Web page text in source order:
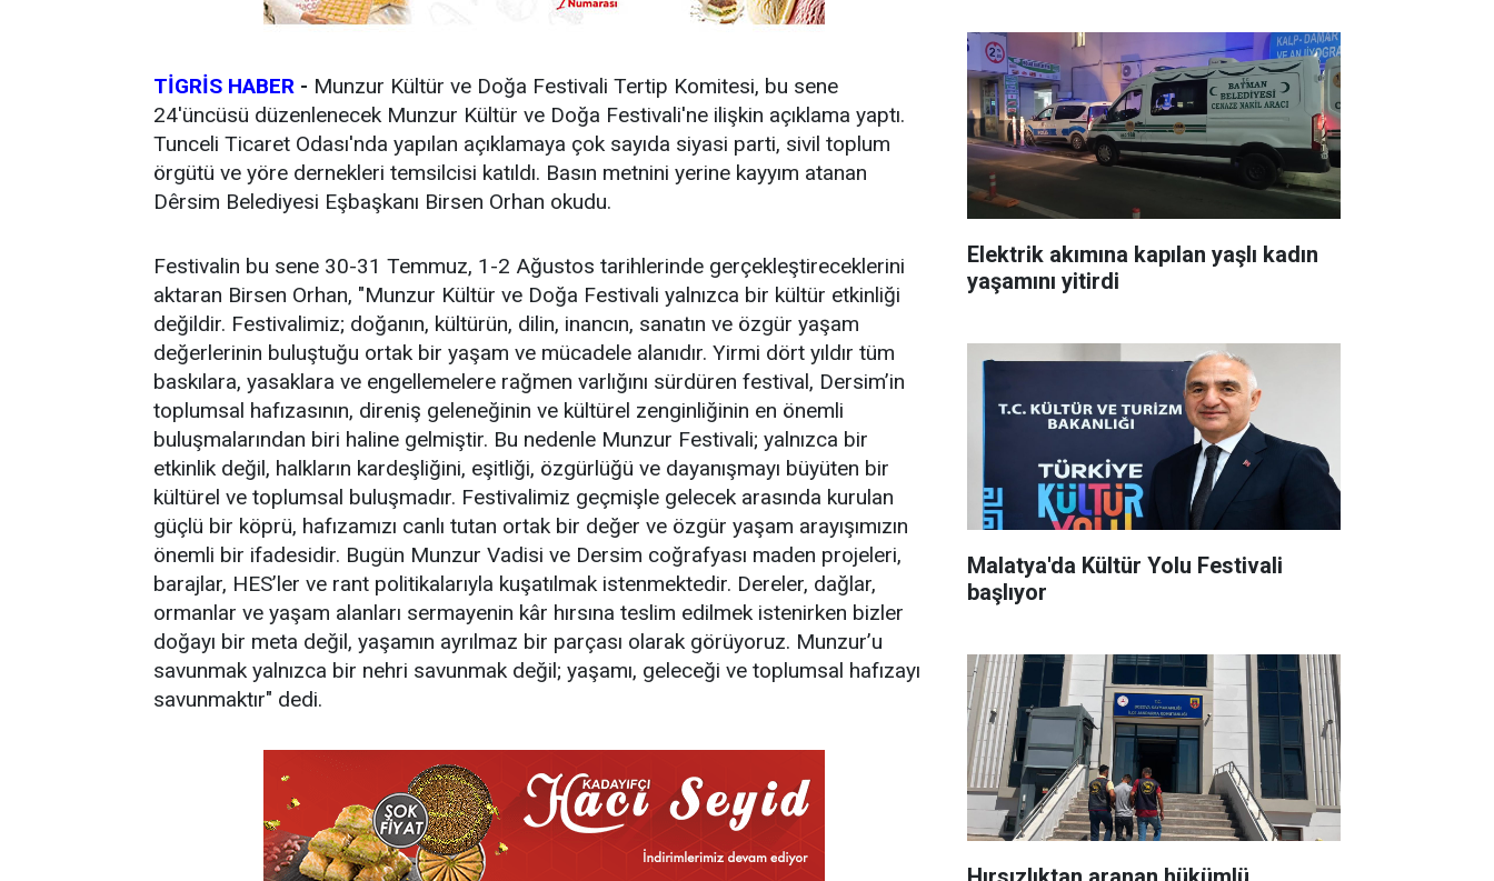
TİGRİS HABER - Munzur Kültür ve Doğa Festivali Tertip Komitesi, bu sene
24'üncüsü düzenlenecek Munzur Kültür ve Doğa Festivali'ne ilişkin açıklama yaptı.
Tunceli Ticaret Odası'nda yapılan açıklamaya çok sayıda siyasi parti, sivil toplum
örgütü ve yöre dernekleri temsilcisi katıldı. Basın metnini yerine kayyım atanan
Dêrsim Belediyesi Eşbaşkanı Birsen Orhan okudu.
Festivalin bu sene 30-31 Temmuz, 1-2 Ağustos tarihlerinde gerçekleştireceklerini
aktaran Birsen Orhan, "Munzur Kültür ve Doğa Festivali yalnızca bir kültür etkinliği
değildir. Festivalimiz; doğanın, kültürün, dilin, inancın, sanatın ve özgür yaşam
değerlerinin buluştuğu ortak bir yaşam ve mücadele alanıdır. Yirmi dört yıldır tüm
baskılara, yasaklara ve engellemelere rağmen varlığını sürdüren festival, Dersim’in
toplumsal hafızasının, direniş geleneğinin ve kültürel zenginliğinin en önemli
buluşmalarından biri haline gelmiştir. Bu nedenle Munzur Festivali; yalnızca bir
etkinlik değil, halkların kardeşliğini, eşitliği, özgürlüğü ve dayanışmayı büyüten bir
kültürel ve toplumsal buluşmadır. Festivalimiz geçmişle gelecek arasında kurulan
güçlü bir köprü, hafızamızı canlı tutan ortak bir değer ve özgür yaşam arayışımızın
önemli bir ifadesidir. Bugün Munzur Vadisi ve Dersim coğrafyası maden projeleri,
barajlar, HES’ler ve rant politikalarıyla kuşatılmak istenmektedir. Dereler, dağlar,
ormanlar ve yaşam alanları sermayenin kâr hırsına teslim edilmek istenirken bizler
doğayı bir meta değil, yaşamın ayrılmaz bir parçası olarak görüyoruz. Munzur’u
savunmak yalnızca bir nehri savunmak değil; yaşamı, geleceği ve toplumsal hafızayı
savunmaktır" dedi.
Elektrik akımına kapılan yaşlı kadın
yaşamını yitirdi
Malatya'da Kültür Yolu Festivali
başlıyor